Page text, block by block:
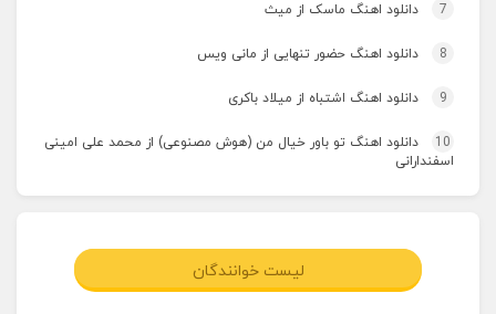
7 دانلود اهنگ ماسک از میث
8 دانلود اهنگ حضور تنهایی از مانی ویس
9 دانلود اهنگ اشتباه از میلاد باکری
10
دانلود اهنگ تو باور خیال من (هوش مصنوعی) از محمد علی امینی
اسفندارانی
لیست خوانندگان